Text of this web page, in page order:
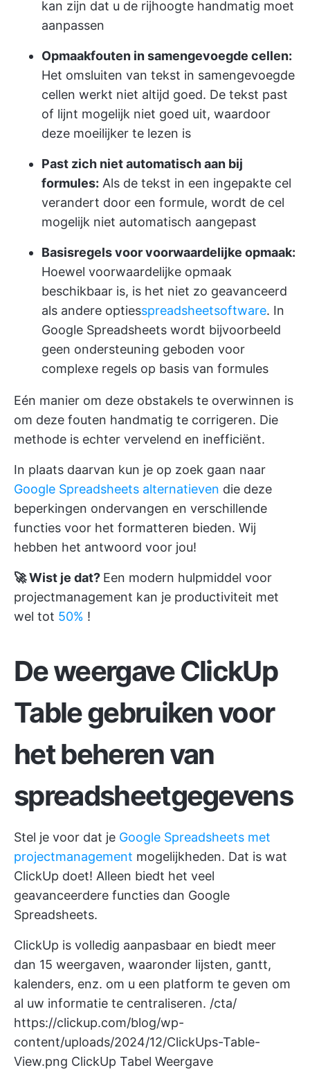
kan zijn dat u de rijhoogte handmatig moet
aanpassen
Opmaakfouten in samengevoegde cellen:
Het omsluiten van tekst in samengevoegde
cellen werkt niet altijd goed. De tekst past
of lijnt mogelijk niet goed uit, waardoor
deze moeilijker te lezen is
Past zich niet automatisch aan bij
formules: Als de tekst in een ingepakte cel
verandert door een formule, wordt de cel
mogelijk niet automatisch aangepast
Basisregels voor voorwaardelijke opmaak:
Hoewel voorwaardelijke opmaak
beschikbaar is, is het niet zo geavanceerd
als andere optiesspreadsheetsoftware. In
Google Spreadsheets wordt bijvoorbeeld
geen ondersteuning geboden voor
complexe regels op basis van formules
Eén manier om deze obstakels te overwinnen is
om deze fouten handmatig te corrigeren. Die
methode is echter vervelend en inefficiënt.
In plaats daarvan kun je op zoek gaan naar
Google Spreadsheets alternatieven die deze
beperkingen ondervangen en verschillende
functies voor het formatteren bieden. Wij
hebben het antwoord voor jou!
🚀 Wist je dat? Een modern hulpmiddel voor
projectmanagement kan je productiviteit met
wel tot 50% !
De weergave ClickUp
Table gebruiken voor
het beheren van
spreadsheetgegevens
Stel je voor dat je Google Spreadsheets met
projectmanagement mogelijkheden. Dat is wat
ClickUp doet! Alleen biedt het veel
geavanceerdere functies dan Google
Spreadsheets.
ClickUp is volledig aanpasbaar en biedt meer
dan 15 weergaven, waaronder lijsten, gantt,
kalenders, enz. om u een platform te geven om
al uw informatie te centraliseren. /cta/
https://clickup.com/blog/wp-
content/uploads/2024/12/ClickUps-Table-
View.png ClickUp Tabel Weergave